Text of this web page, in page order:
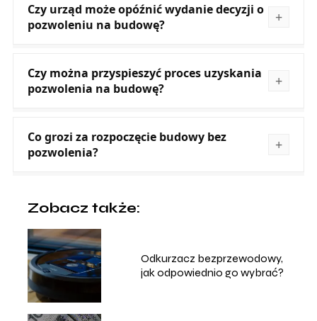
Czy urząd może opóźnić wydanie decyzji o
pozwoleniu na budowę?
Czy można przyspieszyć proces uzyskania
pozwolenia na budowę?
Co grozi za rozpoczęcie budowy bez
pozwolenia?
Zobacz także:
Odkurzacz bezprzewodowy,
jak odpowiednio go wybrać?